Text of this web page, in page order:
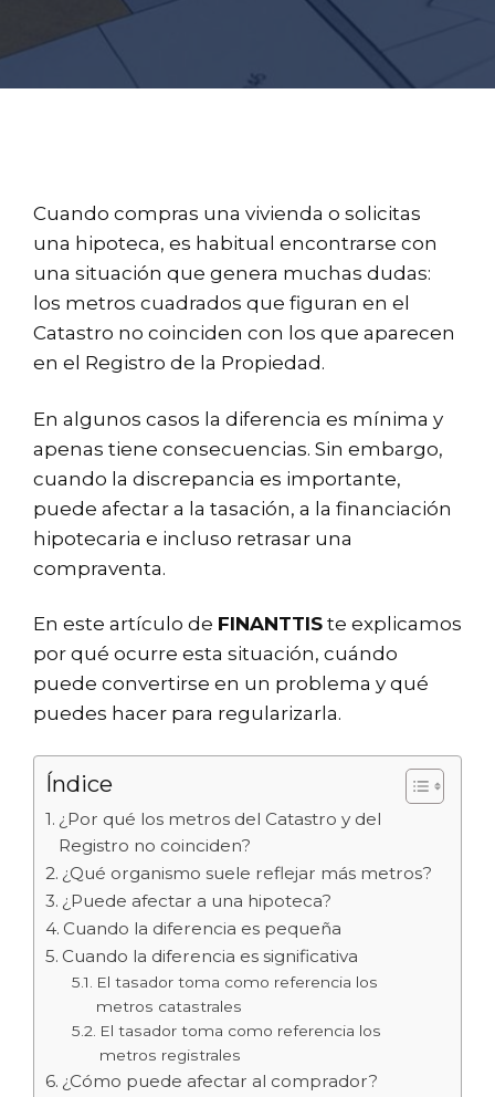
Cuando compras una vivienda o solicitas
una hipoteca, es habitual encontrarse con
una situación que genera muchas dudas:
los metros cuadrados que figuran en el
Catastro no coinciden con los que aparecen
en el Registro de la Propiedad.
En algunos casos la diferencia es mínima y
apenas tiene consecuencias. Sin embargo,
cuando la discrepancia es importante,
puede afectar a la tasación, a la financiación
hipotecaria e incluso retrasar una
compraventa.
En este artículo de FINANTTIS te explicamos
por qué ocurre esta situación, cuándo
puede convertirse en un problema y qué
puedes hacer para regularizarla.
Índice
¿Por qué los metros del Catastro y del
Registro no coinciden?
¿Qué organismo suele reflejar más metros?
¿Puede afectar a una hipoteca?
Cuando la diferencia es pequeña
Cuando la diferencia es significativa
El tasador toma como referencia los
metros catastrales
El tasador toma como referencia los
metros registrales
¿Cómo puede afectar al comprador?